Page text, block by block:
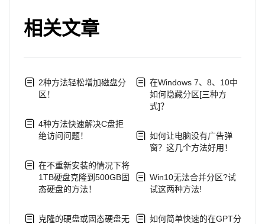
相关文章
2种方法轻松增加磁盘分
区！
4种方法快速解决C盘拒
绝访问问题！
在不重新安装的情况下将
1TB硬盘克隆到500GB固
态硬盘的方法！
克隆的硬盘或固态硬盘无
在Windows 7、8、10中
如何隐藏分区[三种方
式]？
如何让电脑没有广告弹
窗？这几个方法好用！
Win10无法合并分区?试
试这两种方法!
如何简单快速的在GPT分